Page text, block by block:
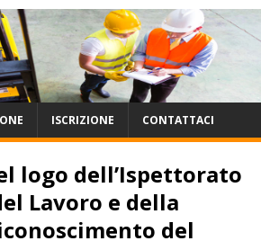
ISCRIZIONE CONTATTACI
logo dell’Ispettorato
Lavoro e della
del